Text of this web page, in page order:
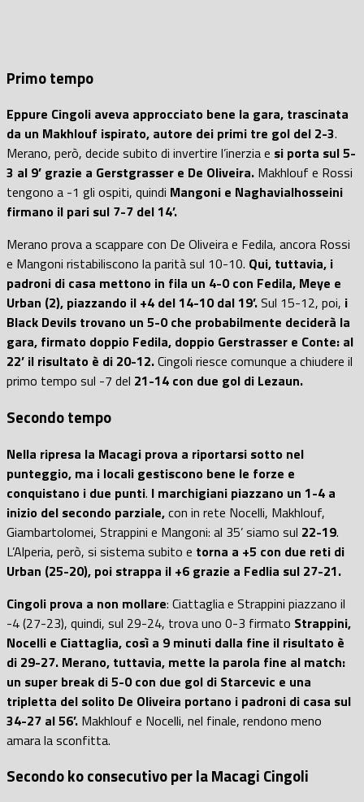
Primo tempo
Eppure Cingoli aveva approcciato bene la gara, trascinata
da un Makhlouf ispirato, autore dei primi tre gol del 2-3.
Merano, però, decide subito di invertire l’inerzia e si porta sul 5-
3 al 9’ grazie a Gerstgrasser e De Oliveira. Makhlouf e Rossi
tengono a -1 gli ospiti, quindi Mangoni e Naghavialhosseini
firmano il pari sul 7-7 del 14’.
Merano prova a scappare con De Oliveira e Fedila, ancora Rossi
e Mangoni ristabiliscono la parità sul 10-10. Qui, tuttavia, i
padroni di casa mettono in fila un 4-0 con Fedila, Meye e
Urban (2), piazzando il +4 del 14-10 dal 19’.Sul 15-12, poi, i
Black Devils trovano un 5-0 che probabilmente deciderà la
gara, firmato doppio Fedila, doppio Gerstrasser e Conte: al
22’ il risultato è di 20-12.Cingoli riesce comunque a chiudere il
primo tempo sul -7 del 21-14 con due gol di Lezaun.
Secondo tempo
Nella ripresa la Macagi prova a riportarsi sotto nel
punteggio, ma i locali gestiscono bene le forze e
conquistano i due punti. I marchigiani piazzano un 1-4 a
inizio del secondo parziale,con in rete Nocelli, Makhlouf,
Giambartolomei, Strappini e Mangoni: al 35’ siamo sul 22-19.
L’Alperia, però, si sistema subito e torna a +5 con due reti di
Urban (25-20), poi strappa il +6 grazie a Fedlia sul 27-21.
Cingoli prova a non mollare: Ciattaglia e Strappini piazzano il
-4 (27-23), quindi, sul 29-24, trova uno 0-3 firmato Strappini,
Nocelli e Ciattaglia, così a 9 minuti dalla fine il risultato è
di 29-27. Merano, tuttavia, mette la parola fine al match:
un super break di 5-0 con due gol di Starcevic e una
tripletta del solito De Oliveira portano i padroni di casa sul
34-27 al 56’. Makhlouf e Nocelli, nel finale, rendono meno
amara la sconfitta.
Secondo ko consecutivo per la Macagi Cingoli